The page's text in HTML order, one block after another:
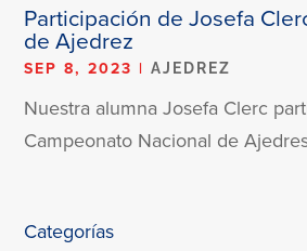
Participación de Josefa
de Ajedrez
SEP 8, 2023 |AJEDREZ
Nuestra alumna Josefa Clerc
Campeonato Nacional de
Categorías